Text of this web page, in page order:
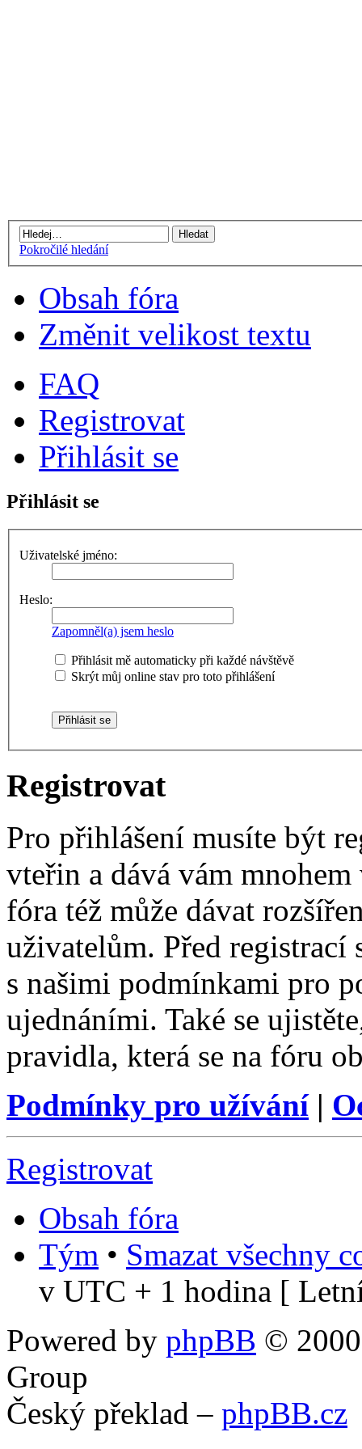
Pokročilé hledání
Obsah fóra
Změnit velikost textu
FAQ
Registrovat
Přihlásit se
Přihlásit se
Uživatelské jméno:
Heslo:
Zapomněl(a) jsem heslo
Přihlásit mě automaticky při každé návštěvě
Skrýt můj online stav pro toto přihlášení
Registrovat
Pro přihlášení musíte být
vteřin a dává vám
fóra též může dávat
uživatelům. Před registrací
s našimi podmínkami pro
ujednáními. Také se
pravidla, která se na fóru
Podmínky pro užívání|
Registrovat
Obsah fóra
Tým • Smazat všechny
v UTC + 1 hodina [
Powered by phpBB ©
Group
Český překlad – phpBB.cz